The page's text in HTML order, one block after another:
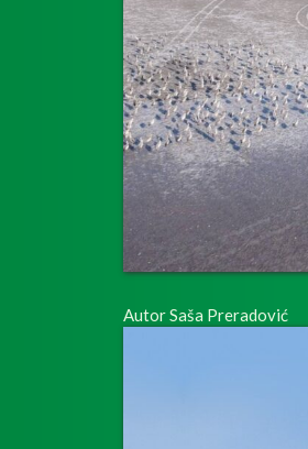
Autor Saša Preradović